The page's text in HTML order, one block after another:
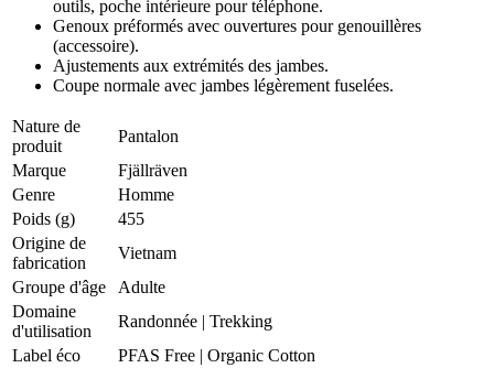
outils, poche intérieure pour téléphone.
Genoux préformés avec ouvertures pour genouillères
(accessoire).
Ajustements aux extrémités des jambes.
Coupe normale avec jambes légèrement fuselées.
Nature de
produit
Pantalon
Marque
Fjällräven
Genre
Homme
Poids (g)
455
Origine de
fabrication
Vietnam
Groupe d'âge
Adulte
Domaine
d'utilisation
Randonnée | Trekking
Label éco
PFAS Free | Organic Cotton